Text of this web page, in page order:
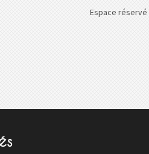
d'apporter des innovations.